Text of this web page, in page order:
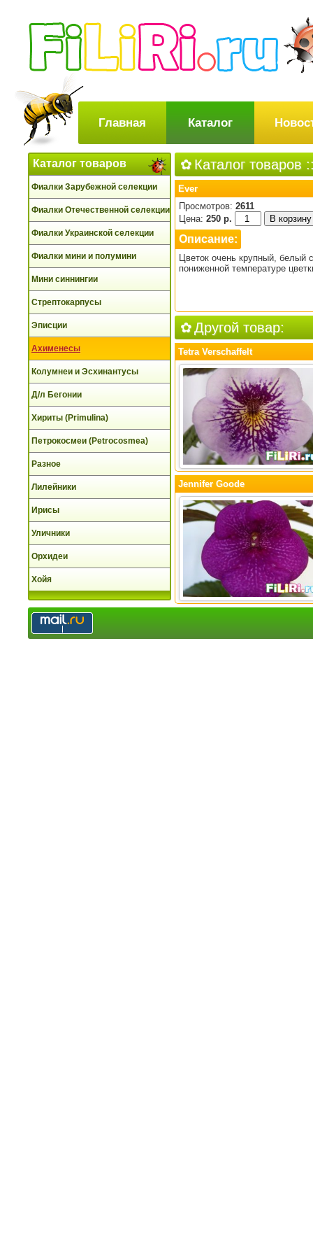
Главная Каталог
Каталог товаров
Фиалки Зарубежной селекции
Фиалки Отечественной селекции
Фиалки Украинской селекции
Фиалки мини и полумини
Мини синнингии
Стрептокарпусы
Эписции
Ахименесы
Колумнеи и Эсхинантусы
Д/л Бегонии
Хириты (Primulina)
Петрокосмеи (Petrocosmea)
Разное
Лилейники
Ирисы
Уличники
Орхидеи
Хойя
Каталог товаров
Ever
Просмотров: 2611
Цена: 250 р.
Описание:
Цветок очень крупный, белый
пониженной температуре
Другой товар:
Tetra Verschaffelt
Jennifer Goode